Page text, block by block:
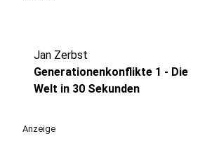
Jan Zerbst
Generationenkonflikte 1 - Die
Welt in 30 Sekunden
Anzeige